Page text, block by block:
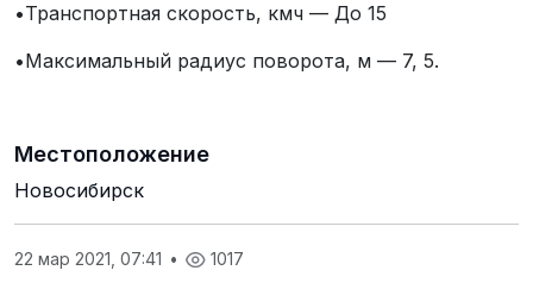
•Транспортная скорость, кмч — До 15
•Максимальный радиус поворота, м — 7, 5.
Местоположение
Новосибирск
22 мар 2021, 07:41 • 1017